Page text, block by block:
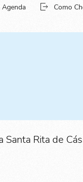
Agenda Como
Santa Rita de